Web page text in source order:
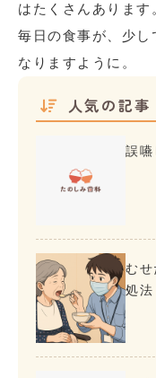
はたくさんあります
毎日の食事が、少し
なりますように。
人気の記事
誤嚥
む
処法